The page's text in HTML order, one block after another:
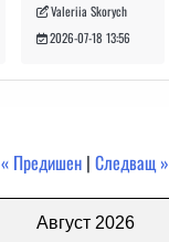
Valeriia Skorych
2026-07-18 13:56
« Предишен | Следващ »
Август 2026